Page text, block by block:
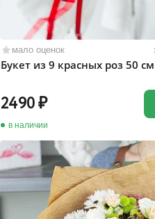
мало оценок
Букет из 9 красных роз 50 см
2490
в наличии